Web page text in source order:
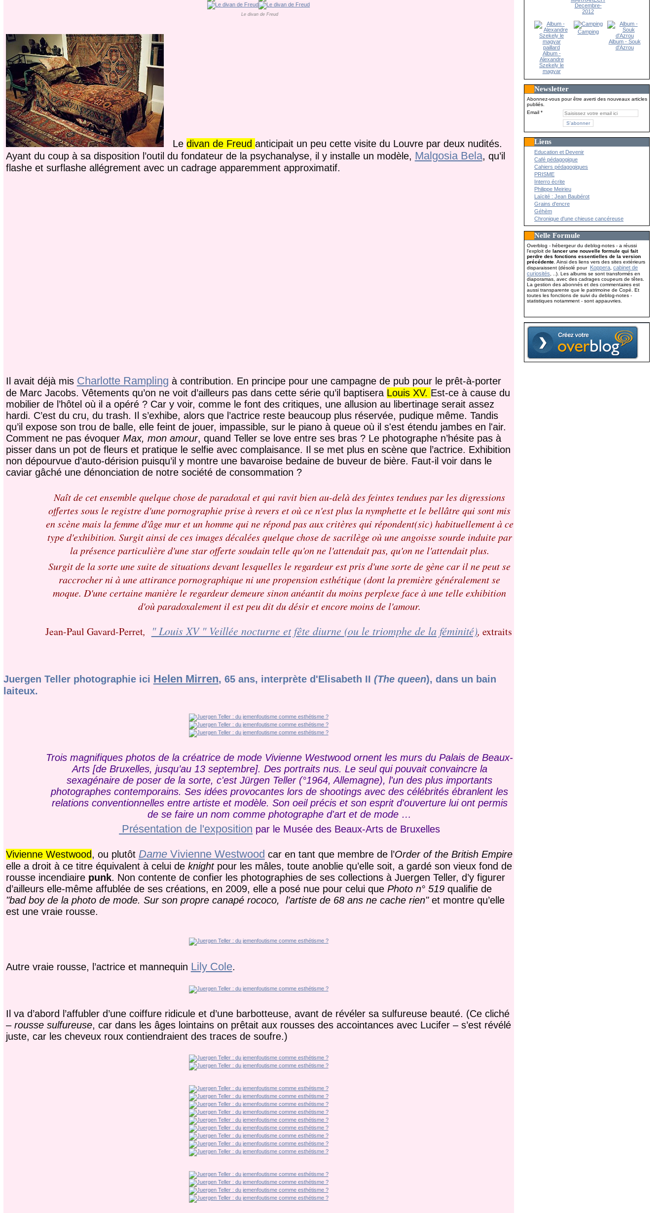
Le divan de Freud
Le divan de Freud anticipait un peu cette visite du Louvre par deux nudités.
Ayant du coup à sa disposition l’outil du fondateur de la psychanalyse, il y installe un modèle, Malgosia Bela, qu’il
flashe et surflashe allégrement avec un cadrage apparemment approximatif.
Il avait déjà mis Charlotte Rampling à contribution. En principe pour une campagne de pub pour le prêt-à-porter
de Marc Jacobs. Vêtements qu’on ne voit d’ailleurs pas dans cette série qu’il baptisera Louis XV. Est-ce à cause du
mobilier de l’hôtel où il a opéré ? Car y voir, comme le font des critiques, une allusion au libertinage serait assez
hardi. C’est du cru, du trash. Il s’exhibe, alors que l’actrice reste beaucoup plus réservée, pudique même. Tandis
qu’il expose son trou de balle, elle feint de jouer, impassible, sur le piano à queue où il s'est étendu jambes en l'air.
Comment ne pas évoquer Max, mon amour, quand Teller se love entre ses bras ? Le photographe n’hésite pas à
pisser dans un pot de fleurs et pratique le selfie avec complaisance. Il se met plus en scène que l’actrice. Exhibition
non dépourvue d’auto-dérision puisqu’il y montre une bavaroise bedaine de buveur de bière. Faut-il voir dans le
caviar gâché une dénonciation de notre société de consommation ?
Naît de cet ensemble quelque chose de paradoxal et qui ravit bien au-delà des feintes tendues par les digressions
offertes sous le registre d'une pornographie prise à revers et où ce n'est plus la nymphette et le bellâtre qui sont mis
en scène mais la femme d'âge mur et un homme qui ne répond pas aux critères qui répondent(sic) habituellement à ce
type d'exhibition. Surgit ainsi de ces images décalées quelque chose de sacrilège où une angoisse sourde induite par
la présence particulière d'une star offerte soudain telle qu'on ne l'attendait pas, qu'on ne l'attendait plus.
Surgit de la sorte une suite de situations devant lesquelles le regardeur est pris d'une sorte de gène car il ne peut se
raccrocher ni à une attirance pornographique ni une propension esthétique (dont la première généralement se
moque. D'une certaine manière le regardeur demeure sinon anéantit du moins perplexe face à une telle exhibition
d'où paradoxalement il est peu dit du désir et encore moins de l'amour.
Jean-Paul Gavard-Perret, " Louis XV " Veillée nocturne et fête diurne (ou le triomphe de la féminité), extraits
Juergen Teller photographie ici Helen Mirren, 65 ans, interprète d'Elisabeth II (The queen), dans un bain
laiteux.
Trois magnifiques photos de la créatrice de mode Vivienne Westwood ornent les murs du Palais de Beaux-
Arts [de Bruxelles, jusqu’au 13 septembre]. Des portraits nus. Le seul qui pouvait convaincre la
sexagénaire de poser de la sorte, c'est Jürgen Teller (°1964, Allemagne), l'un des plus importants
photographes contemporains. Ses idées provocantes lors de shootings avec des célébrités ébranlent les
relations conventionnelles entre artiste et modèle. Son oeil précis et son esprit d'ouverture lui ont permis
de se faire un nom comme photographe d'art et de mode …
Présentation de l'exposition par le Musée des Beaux-Arts de Bruxelles
Vivienne Westwood, ou plutôt DameVivienne Westwood car en tant que membre de l’Order of the British Empire
elle a droit à ce titre équivalent à celui de knightpour les mâles, toute anoblie qu’elle soit, a gardé son vieux fond de
rousse incendiaire punk. Non contente de confier les photographies de ses collections à Juergen Teller, d’y figurer
d’ailleurs elle-même affublée de ses créations, en 2009, elle a posé nue pour celui que Photo n° 519qualifie de
"bad boy de la photo de mode. Sur son propre canapé rococo, l’artiste de 68 ans ne cache rien"et montre qu’elle
est une vraie rousse.
Autre vraie rousse, l’actrice et mannequin Lily Cole.
Il va d’abord l’affubler d’une coiffure ridicule et d’une barbotteuse, avant de révéler sa sulfureuse beauté. (Ce cliché
– rousse sulfureuse, car dans les âges lointains on prêtait aux rousses des accointances avec Lucifer – s’est révélé
juste, car les cheveux roux contiendraient des traces de soufre.)
Decembre-
2012
Album -
Alexandre
Szekely le
magyar
Camping
Album - Souk
d'Azrou
Newsletter
Abonnez-vous pour être averti des nouveaux articles
publiés.
Email
Liens
Education et Devenir
Café pédagogique
Cahiers pédagogiques
PRISME
Interro écrite
Philippe Meirieu
Laïcité : Jean Baubérot
Grains d'encre
Géhèm
Chronique d'une chieuse cancéreuse
Nelle Formule
Overblog - hébergeur du deblog-notes - a réussi
l'exploit delancer une nouvelle formule qui fait
perdre des fonctions essentielles de la version
précédente . Ainsi des liens vers des sites extérieurs
disparaissent (désolé pour Koppera ,cabinet de
curiosités , ..). Les albums se sont transformés en
diaporamas, avec des cadrages coupeurs de têtes.
La gestion des abonnés et des commentaires est
aussi transparente que le patrimoine de Copé. Et
toutes les fonctions de suivi du deblog-notes -
statistiques notamment - sont appauvries.